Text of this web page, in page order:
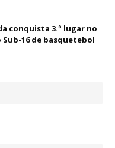
conquista 3.º lugar no
Sub-16 de basquetebol